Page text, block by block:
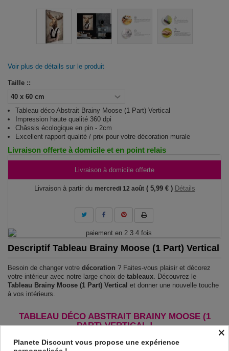
Voir plus de détails sur le produit
Taille ::
Tableau déco Abstrait Brainy Moose (1 Part) Vertical
Impression haute qualité 360 dpi
Châssis écologique en pin - 2cm
Excellent rapport qualité / prix pour votre décoration murale
Livraison offerte à domicile et en point relais
Livraison à domicile offerte
Livraison à partir du mercredi 12 août ( 5,99 € ) Détails
Descriptif Tableau Brainy Moose (1 Part) Vertical
Besoin de changer votre décoration ? Faites-vous plaisir et décorez
votre intérieur avec notre large choix de tableaux. Découvrez le
Tableau Brainy Moose (1 Part) Vertical et donner une nouvelle touche
à vos intérieurs.
TABLEAU DÉCO ABSTRAIT BRAINY MOOSE (1
PART) VERTICAL !
Le Tableau Brainy Moose (1 Part) Verticalest imprimé sur un papier
intissé spécial et de haute qualité qui reflète parfaitement les couleurs
×
Planete Discount vous propose une expérience